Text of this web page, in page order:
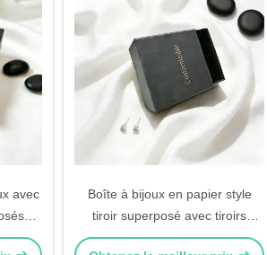
avec
et
Boîte à bijoux en papier style
tiroir superposé avec tiroirs
coulissants lisses, doublure en